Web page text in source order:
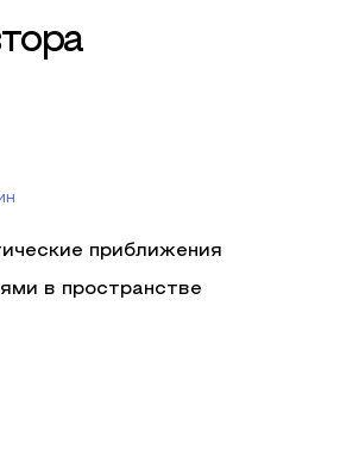
приближения
в пространстве